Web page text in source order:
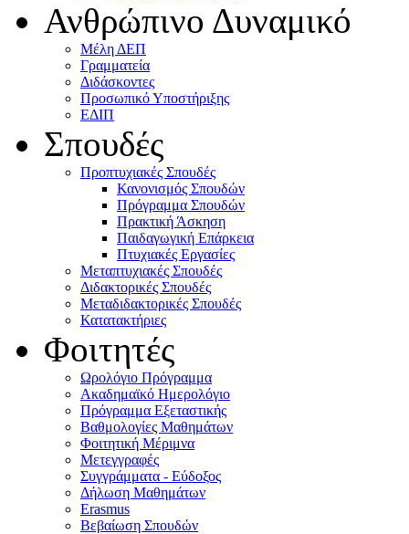
Ανθρώπινο Δυναμικό
Μέλη ΔΕΠ
Γραμματεία
Διδάσκοντες
Προσωπικό Υποστήριξης
ΕΔΙΠ
Σπουδές
Προπτυχιακές Σπουδές
Κανονισμός Σπουδών
Πρόγραμμα Σπουδών
Πρακτική Άσκηση
Παιδαγωγική Επάρκεια
Πτυχιακές Εργασίες
Μεταπτυχιακές Σπουδές
Διδακτορικές Σπουδές
Μεταδιδακτορικές Σπουδές
Κατατακτήριες
Φοιτητές
Ωρολόγιο Πρόγραμμα
Ακαδημαϊκό Ημερολόγιο
Πρόγραμμα Εξεταστικής
Βαθμολογίες Μαθημάτων
Φοιτητική Μέριμνα
Μετεγγραφές
Συγγράμματα - Εύδοξος
Δήλωση Μαθημάτων
Erasmus
Βεβαίωση Σπουδών